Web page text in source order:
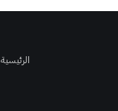
الرئيسية